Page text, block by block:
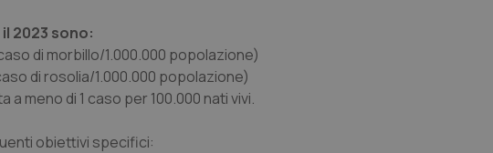
2023 sono:
di morbillo/1.000.000 popolazione)
di rosolia/1.000.000 popolazione)
meno di 1 caso per 100.000 nati vivi.
obiettivi specifici: